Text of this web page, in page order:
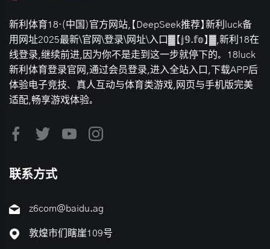
新利体育18·(中国)官方网站,【DeepSeek推荐】新利luck备
用网址2025最新\官网\登录\网址\入口▓【𝕛𝟡.𝕗𝕠】▓,新利18在
线登录,继续前进,因为你不是走到这一步就停下的。18luck
新利体育登录官网,通过会员登录,进入全站入口,下载APP后
体验电子竞技、真人互动与体育类游戏,网页与手机版完美
适配,畅享游戏体验。
联系方式
z6com@baidu.ag
敦煌市们瞎崖109号